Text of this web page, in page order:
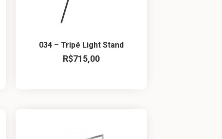
034 – Tripé Light Stand
R$715,00